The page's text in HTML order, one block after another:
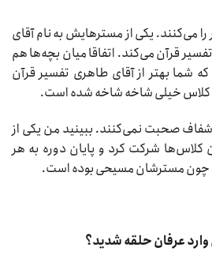
را می‌کنند. یکی از مسترهایش به نام آقای
قرآن می‌کند. اتفاقا میان بچه‌ها هم
شما بهتر از آقای طاهری تفسیر قرآن
کلاس خیلی شاخه شاخه شده است.
صحبت نمی‌کنند. ببینید من یکی از
کلاس‌ها شرکت کرد و پایان دوره به هر
چون مسترشان مسیحی بوده است.
عرفان حلقه شدید؟